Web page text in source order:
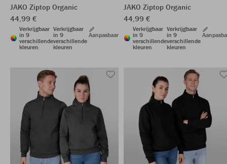
JAKO Ziptop Organic
44,99 €
Verkrijgbaar
in 9
verschillende
kleuren
Verkrijgbaar
in 9
verschillende
kleuren
Aanpasbaar
JAKO Ziptop Organic
44,99 €
Verkrijgbaar
in 9
verschillende
kleuren
Verkrijgbaar
in 9
verschillende
kleuren